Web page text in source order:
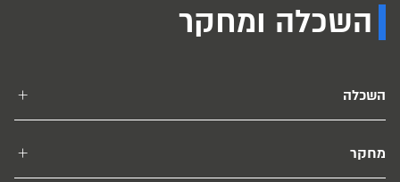
במישיגן עבדתי מספר שנים במשרד עורכי דין מוביל בניו-יורק
השכלה ומחקר
השכלה
מחקר